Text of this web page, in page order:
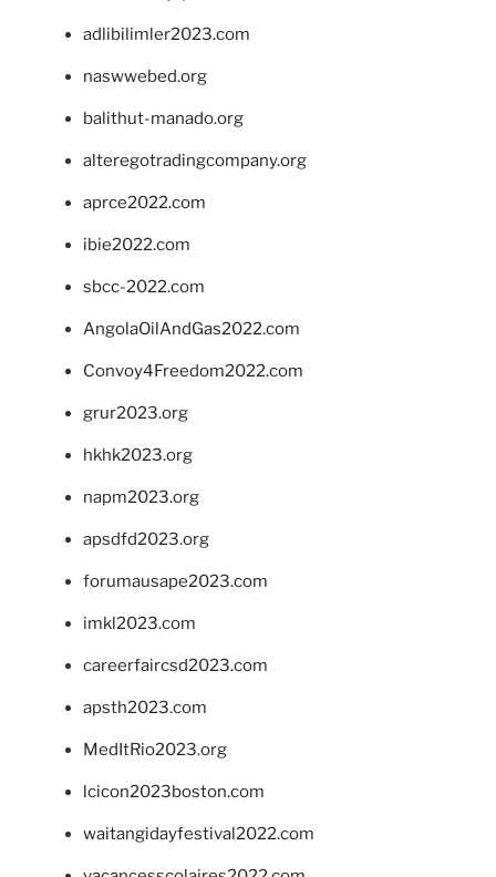
adlibilimler2023.com
naswwebed.org
balithut-manado.org
alteregotradingcompany.org
aprce2022.com
ibie2022.com
sbcc-2022.com
AngolaOilAndGas2022.com
Convoy4Freedom2022.com
grur2023.org
hkhk2023.org
napm2023.org
apsdfd2023.org
forumausape2023.com
imkl2023.com
careerfaircsd2023.com
apsth2023.com
MedItRio2023.org
lcicon2023boston.com
waitangidayfestival2022.com